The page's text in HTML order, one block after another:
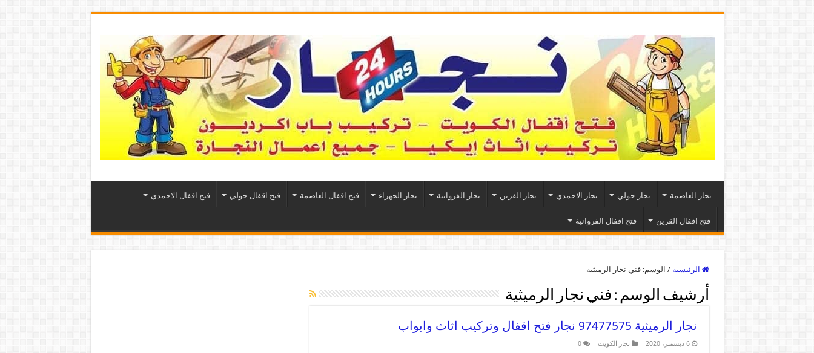
نجار العاصمة نجار حولي نجار الاحمدي نجار القرين نجار الفروانية نجار الجهراء فتح اقفال العاصمة فتح اقفال حولي فتح اقفال الاحمدي
فتح اقفال القرين فتح اقفال الفروانية
الرئيسية / الوسم:فني نجار الرميثية
أرشيف الوسم : فني نجار الرميثية
نجار الرميثية 97477575 نجار فتح اقفال وتركيب اثاث وابواب
6 ديسمبر، 2020 نجار الكويت 0